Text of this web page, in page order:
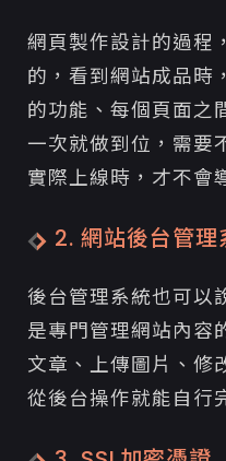
網頁製作設計的過程
的，看到網站成品時
的功能、每個頁面之
一次就做到位，需要
實際上線時，才不會
2. 網站後台管理
後台管理系統也可以
是專門管理網站內容
文章、上傳圖片、修
從後台操作就能自行